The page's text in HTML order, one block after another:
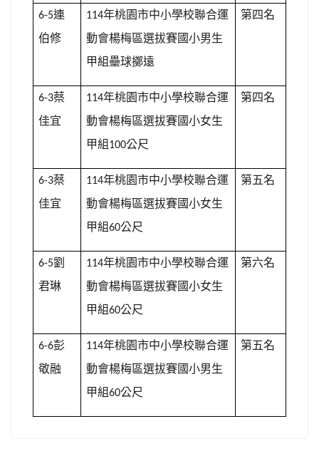
6-5連
伯修
114年桃園市中小學校聯合運
動會楊梅區選拔賽國小男生
甲組壘球擲遠
第四名
6-3蔡
佳宜
114年桃園市中小學校聯合運
動會楊梅區選拔賽國小女生
甲組100公尺
第四名
6-3蔡
佳宜
114年桃園市中小學校聯合運
動會楊梅區選拔賽國小女生
甲組60公尺
第五名
6-5劉
君琳
114年桃園市中小學校聯合運
動會楊梅區選拔賽國小女生
甲組60公尺
第六名
6-6彭
敬融
114年桃園市中小學校聯合運
動會楊梅區選拔賽國小男生
甲組60公尺
第五名